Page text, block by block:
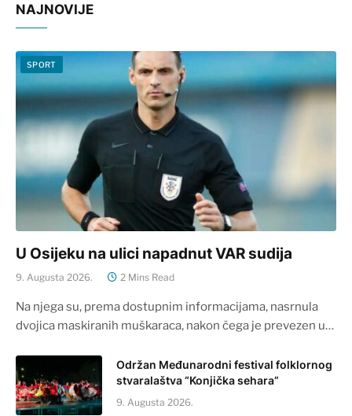
NAJNOVIJE
SPORT
U Osijeku na ulici napadnut VAR sudija
9. Augusta 2026. 2 Mins Read
Na njega su, prema dostupnim informacijama, nasrnula
dvojica maskiranih muškaraca, nakon čega je prevezen u…
Održan Međunarodni festival folklornog
stvaralaštva “Konjička sehara”
9. Augusta 2026.